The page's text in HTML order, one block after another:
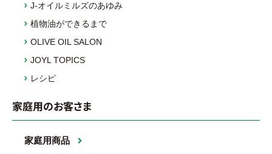
J-オイルミルズのあゆみ
植物油ができるまで
OLIVE OIL SALON
JOYL TOPICS
レシピ
家庭用のお客さま
家庭用商品